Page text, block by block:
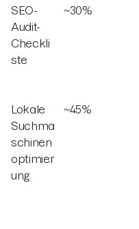
SEO-
Audit-
Checkli
ste
~30%
Lokale
Suchma
schinen
optimier
ung
~45%